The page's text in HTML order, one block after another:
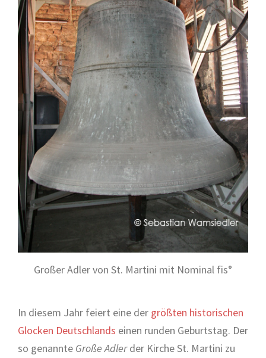
Großer Adler von St. Martini mit Nominal fis°
In diesem Jahr feiert eine der größten historischen
Glocken Deutschlands einen runden Geburtstag. Der
so genannte Große Adlerder Kirche St. Martini zu